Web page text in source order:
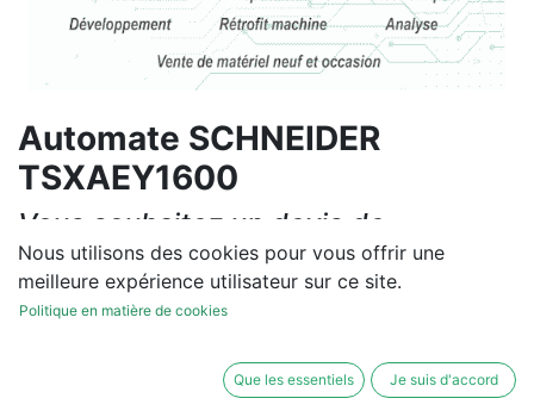
Automate SCHNEIDER
TSXAEY1600
Vous souhaitez un devis de
réparation ou de vente, un
diagnostic sur site?
Nous utilisons des cookies pour vous offrir une
meilleure expérience utilisateur sur ce site.
Politique en matière de cookies
Que les essentiels Je suis d'accord